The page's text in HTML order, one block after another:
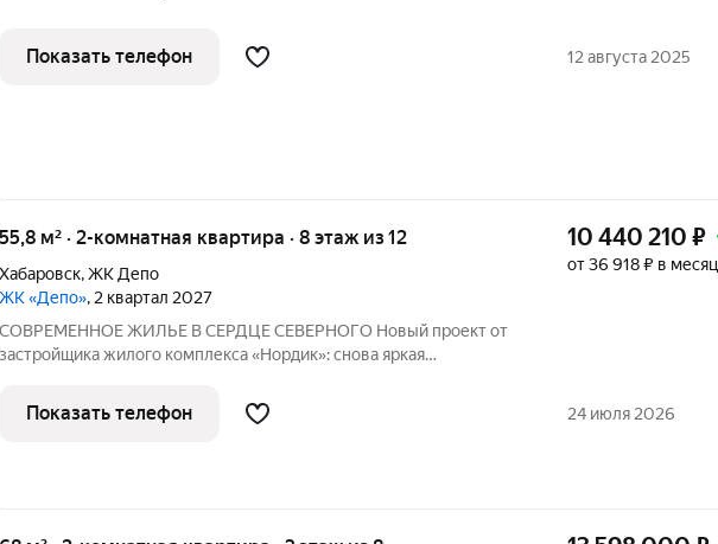
Показать телефон 12 августа 2025
55,8 м² · 2-комнатная квартира · 8 этаж из 12
Хабаровск,ЖК Депо
ЖК «Депо», 2 квартал 2027
СОВРЕМЕННОЕ ЖИЛЬЕ В СЕРДЦЕ СЕВЕРНОГО Новый проект от
застройщика жилого комплекса «Нордик»: снова яркая
оконные проёмы и светлые квартиры по доступным ценам В
СЕРДЦЕ СЕВЕРНОГО. Преимущества
10 440 210 ₽
от 36 918 ₽ в месяц
Показать телефон 24 июля 2026